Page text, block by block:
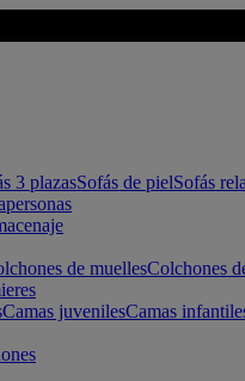
3 plazasSofás de pielSofás
de muellesColchones
Camas juvenilesCamas